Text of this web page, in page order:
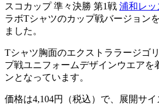
スコカップ 準々決勝 第1戦 浦和レッ
ラボTシャツのカップ戦バージョン
ました。
Tシャツ胸面のエクストララージゴ
プ戦ユニフォームデザインウエアを
ンとなっています。
価格は4,104円（税込）で、展開サイ